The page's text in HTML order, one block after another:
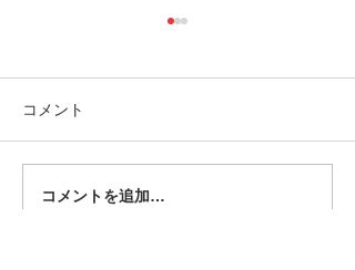
あけましておめでとうご
コメント
コメントを追加…